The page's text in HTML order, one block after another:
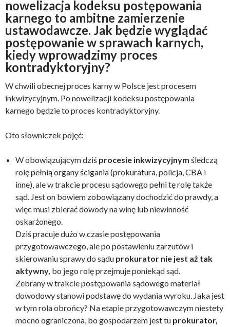
nowelizacja kodeksu postępowania
karnego to ambitne zamierzenie
ustawodawcze. Jak będzie wyglądać
postępowanie w sprawach karnych,
kiedy wprowadzimy proces
kontradyktoryjny?
W chwili obecnej proces karny w Polsce jest procesem
inkwizycyjnym. Po nowelizacji kodeksu postępowania
karnego będzie to proces kontradyktoryjny.
Oto słowniczek pojęć:
W obowiązującym dziś procesie inkwizycyjnym śledczą
rolę pełnią organy ścigania (prokuratura, policja, CBA i
inne), ale w trakcie procesu sądowego pełni tę rolę także
sąd. Jest on bowiem zobowiązany dochodzić do prawdy, a
więc musi zbierać dowody na winę lub niewinność
oskarżonego.
Dziś pracuje dużo w czasie postępowania
przygotowawczego, ale po postawieniu zarzutów i
skierowaniu sprawy do sądu prokurator nie jest aż tak
aktywny, bo jego rolę przejmuje poniekąd sąd.
Zebrany w trakcie postępowania sądowego materiał
dowodowy stanowi podstawę do wydania wyroku. Jaka jest
w tym rola obrońcy? Na etapie przygotowawczym niestety
mocno ograniczona, bo gospodarzem jest tu prokurator,